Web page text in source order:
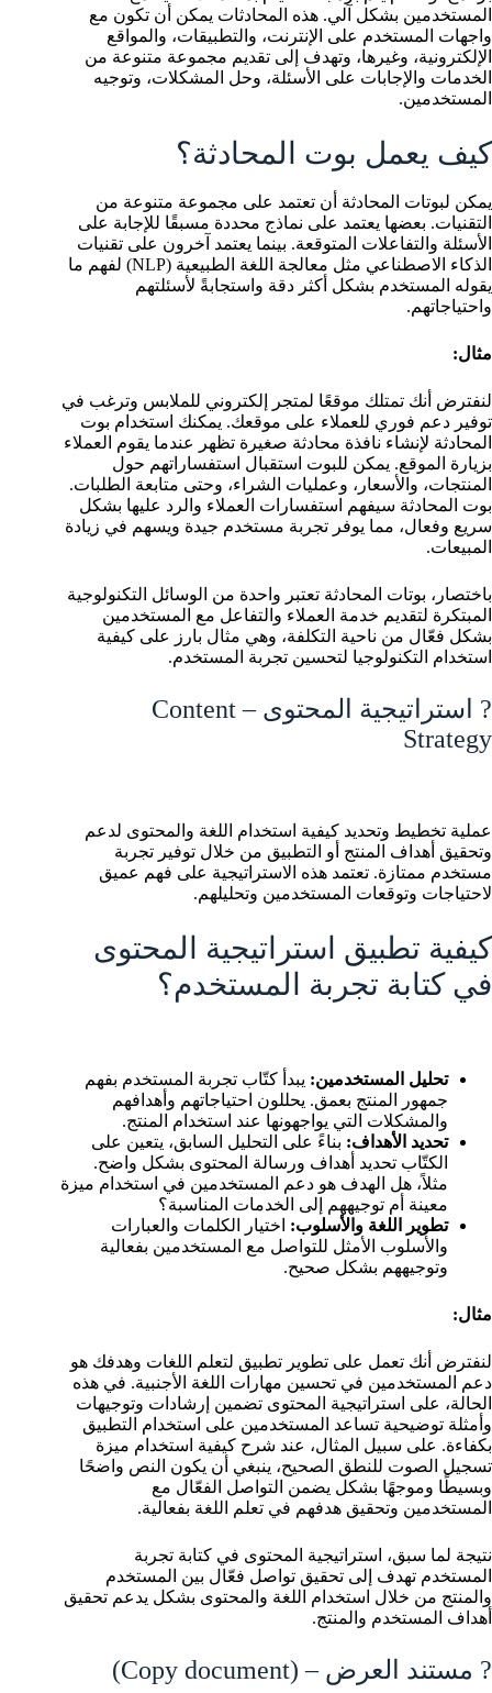
المستخدمين بشكل آلي. هذه المحادثات يمكن أن تكون مع
واجهات المستخدم على الإنترنت، والتطبيقات، والمواقع
الإلكترونية، وغيرها، وتهدف إلى تقديم مجموعة متنوعة من
الخدمات والإجابات على الأسئلة، وحل المشكلات، وتوجيه
المستخدمين.
كيف يعمل بوت المحادثة؟
يمكن لبوتات المحادثة أن تعتمد على مجموعة متنوعة من
التقنيات. بعضها يعتمد على نماذج محددة مسبقًا للإجابة على
الأسئلة والتفاعلات المتوقعة. بينما يعتمد آخرون على تقنيات
الذكاء الاصطناعي مثل معالجة اللغة الطبيعية (NLP) لفهم ما
يقوله المستخدم بشكل أكثر دقة واستجابةً لأسئلتهم
واحتياجاتهم.
مثال:
لنفترض أنك تمتلك موقعًا لمتجر إلكتروني للملابس وترغب في
توفير دعم فوري للعملاء على موقعك. يمكنك استخدام بوت
المحادثة لإنشاء نافذة محادثة صغيرة تظهر عندما يقوم العملاء
بزيارة الموقع. يمكن للبوت استقبال استفساراتهم حول
المنتجات، والأسعار، وعمليات الشراء، وحتى متابعة الطلبات.
بوت المحادثة سيفهم استفسارات العملاء والرد عليها بشكل
سريع وفعال، مما يوفر تجربة مستخدم جيدة ويسهم في زيادة
المبيعات.
باختصار، بوتات المحادثة تعتبر واحدة من الوسائل التكنولوجية
المبتكرة لتقديم خدمة العملاء والتفاعل مع المستخدمين
بشكل فعّال من ناحية التكلفة، وهي مثال بارز على كيفية
استخدام التكنولوجيا لتحسين تجربة المستخدم.
? استراتيجية المحتوى – Content
Strategy
عملية تخطيط وتحديد كيفية استخدام اللغة والمحتوى لدعم
وتحقيق أهداف المنتج أو التطبيق من خلال توفير تجربة
مستخدم ممتازة. تعتمد هذه الاستراتيجية على فهم عميق
لاحتياجات وتوقعات المستخدمين وتحليلهم.
كيفية تطبيق استراتيجية المحتوى
في كتابة تجربة المستخدم؟
تحليل المستخدمين: يبدأ كتّاب تجربة المستخدم بفهم
جمهور المنتج بعمق. يحللون احتياجاتهم وأهدافهم
والمشكلات التي يواجهونها عند استخدام المنتج.
تحديد الأهداف: بناءً على التحليل السابق، يتعين على
الكتّاب تحديد أهداف ورسالة المحتوى بشكل واضح.
مثلاً، هل الهدف هو دعم المستخدمين في استخدام ميزة
معينة أم توجيههم إلى الخدمات المناسبة؟
تطوير اللغة والأسلوب: اختيار الكلمات والعبارات
والأسلوب الأمثل للتواصل مع المستخدمين بفعالية
وتوجيههم بشكل صحيح.
مثال:
لنفترض أنك تعمل على تطوير تطبيق لتعلم اللغات وهدفك هو
دعم المستخدمين في تحسين مهارات اللغة الأجنبية. في هذه
الحالة، على استراتيجية المحتوى تضمين إرشادات وتوجيهات
وأمثلة توضيحية تساعد المستخدمين على استخدام التطبيق
بكفاءة. على سبيل المثال، عند شرح كيفية استخدام ميزة
تسجيل الصوت للنطق الصحيح، ينبغي أن يكون النص واضحًا
وبسيطًا وموجهًا بشكل يضمن التواصل الفعّال مع
المستخدمين وتحقيق هدفهم في تعلم اللغة بفعالية.
نتيجة لما سبق، استراتيجية المحتوى في كتابة تجربة
المستخدم تهدف إلى تحقيق تواصل فعّال بين المستخدم
والمنتج من خلال استخدام اللغة والمحتوى بشكل يدعم تحقيق
أهداف المستخدم والمنتج.
? مستند العرض – (Copy document)